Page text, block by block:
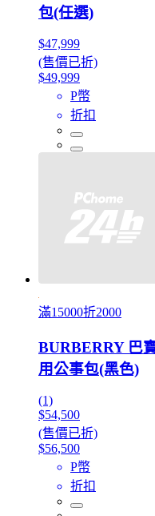
包(任選)
$47,999
(售價已折)
$49,999
P幣
折扣
滿15000折2000
BURBERRY 巴
用公事包(黑色)
(1)
$54,500
(售價已折)
$56,500
P幣
折扣